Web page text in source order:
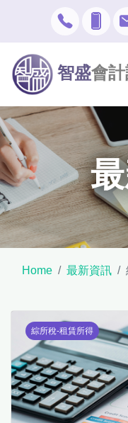
智盛會
Home 最新資訊
綜所稅-租賃所得